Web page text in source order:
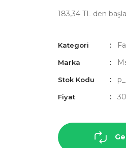
183,34 TL den
Kategori
Marka
Stok Kodu
Fiyat